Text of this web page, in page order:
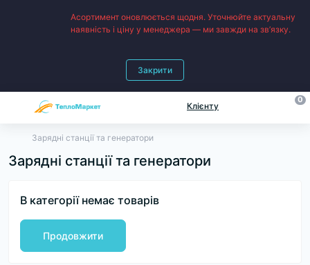
Асортимент оновлюється щодня. Уточнюйте актуальну
наявність і ціну у менеджера — ми завжди на зв’язку.
Закрити
Клієнту
0
Зарядні станції та генератори
Зарядні станції та генератори
В категорії немає товарів
Продовжити